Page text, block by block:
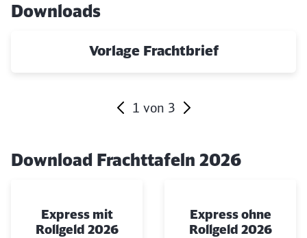
Downloads
Vorlage Frachtbrief
1 von 3
Ende des Sliders
Download Frachttafeln 2026
Express mit
Rollgeld 2026
Express ohne
Rollgeld 2026